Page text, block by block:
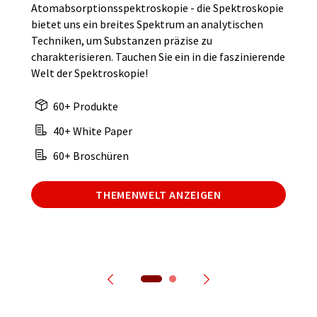
Atomabsorptionsspektroskopie - die Spektroskopie
bietet uns ein breites Spektrum an analytischen
Techniken, um Substanzen präzise zu
charakterisieren. Tauchen Sie ein in die faszinierende
Welt der Spektroskopie!
60+ Produkte
40+ White Paper
60+ Broschüren
THEMENWELT ANZEIGEN